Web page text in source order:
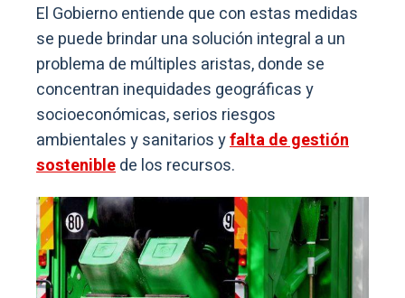
El Gobierno entiende que con estas medidas
se puede brindar una solución integral a un
problema de múltiples aristas, donde se
concentran inequidades geográficas y
socioeconómicas, serios riesgos
ambientales y sanitarios yfalta de gestión
sosteniblede los recursos.